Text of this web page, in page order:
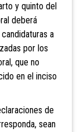
y quinto del
deberá
a
por los
que no
en el inciso
de
sean